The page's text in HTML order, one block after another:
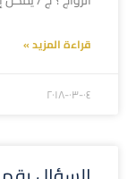
قراءة المزيد »
۲۰۱۸-۰۳-۰٤